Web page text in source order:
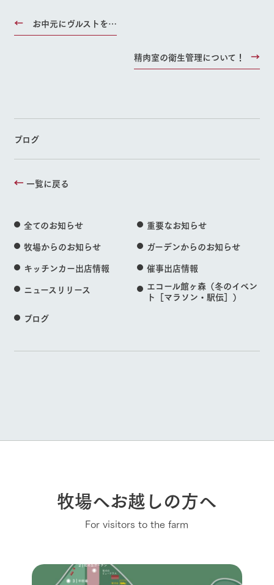
お中元にヴルストを…
精肉室の衛生管理について！
ブログ
一覧に戻る
全てのお知らせ
重要なお知らせ
牧場からのお知らせ
ガーデンからのお知らせ
キッチンカー出店情報
催事出店情報
ニュースリリース
エコール館ヶ森（冬のイベン
ト［マラソン・駅伝］）
ブログ
牧場へお越しの方へ
For visitors to the farm